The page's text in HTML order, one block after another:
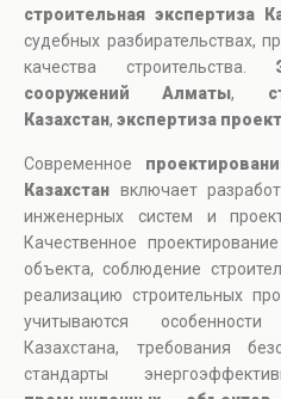
строительная экспертиза
судебных разбирательствах,
качества строительства.
сооружений Алматы,
Казахстан, экспертиза
Современное
Казахстан включает
инженерных систем и
Качественное
объекта, соблюдение
реализацию строительных
учитываются
Казахстана, требования
стандарты